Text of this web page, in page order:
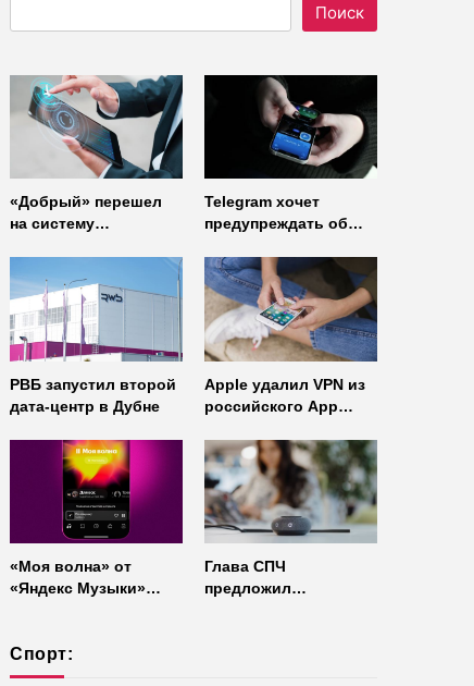
Поиск
«Добрый» перешел
на систему
«Газинформсервис»
Telegram хочет
предупреждать об
неофициальных
клиентов
мессенджера
РВБ запустил второй
дата-центр в Дубне
Apple удалил VPN из
российского App
«Моя волна» от
«Яндекс Музыки»
Глава СПЧ
предложил
Спорт: